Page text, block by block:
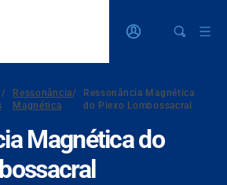
/
Ressonância
Magnética
/
Ressonância Magnética
do Plexo Lombossacral
Magnética do